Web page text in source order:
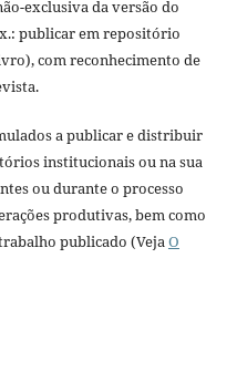
exclusiva da versão do
publicar em repositório
com reconhecimento de
a publicar e distribuir
institucionais ou na sua
ou durante o processo
produtivas, bem como
publicado (VejaO